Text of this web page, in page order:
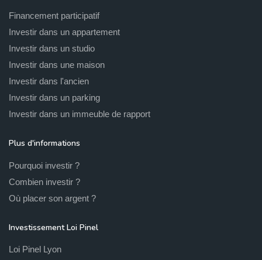
Financement participatif
Investir dans un appartement
Investir dans un studio
Investir dans une maison
Investir dans l'ancien
Investir dans un parking
Investir dans un immeuble de rapport
Plus d'informations
Pourquoi investir ?
Combien investir ?
Où placer son argent ?
Investissement Loi Pinel
Loi Pinel Lyon